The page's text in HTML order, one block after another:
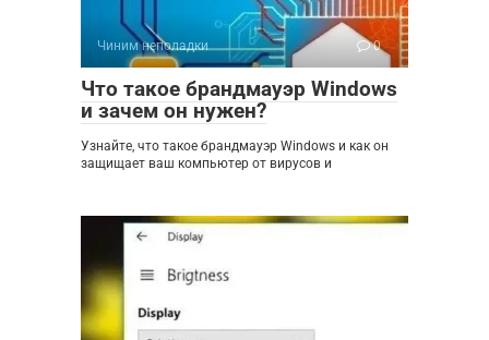
Чиним неполадки 0
Что такое брандмауэр Windows
и зачем он нужен?
Узнайте, что такое брандмауэр Windows и как он
защищает ваш компьютер от вирусов и